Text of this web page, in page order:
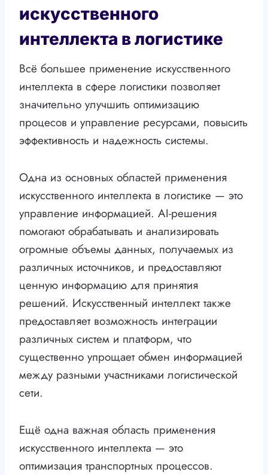
искусственного
интеллекта в логистике
Всё большее применение искусственного
интеллекта в сфере логистики позволяет
значительно улучшить оптимизацию
процесов и управление ресурсами, повысить
эффективность и надежность системы.
Одна из основных областей применения
искусственного интеллекта в логистике — это
управление информацией. AI-решения
помогают обрабатывать и анализировать
огромные объемы данных, получаемых из
различных источников, и предоставляют
ценную информацию для принятия
решений. Искусственный интеллект также
предоставляет возможность интеграции
различных систем и платформ, что
существенно упрощает обмен информацией
между разными участниками логистической
сети.
Ещё одна важная область применения
искусственного интеллекта — это
оптимизация транспортных процессов.